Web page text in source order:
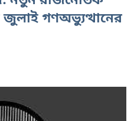
জুলাই গণঅভ্যুত্থানের